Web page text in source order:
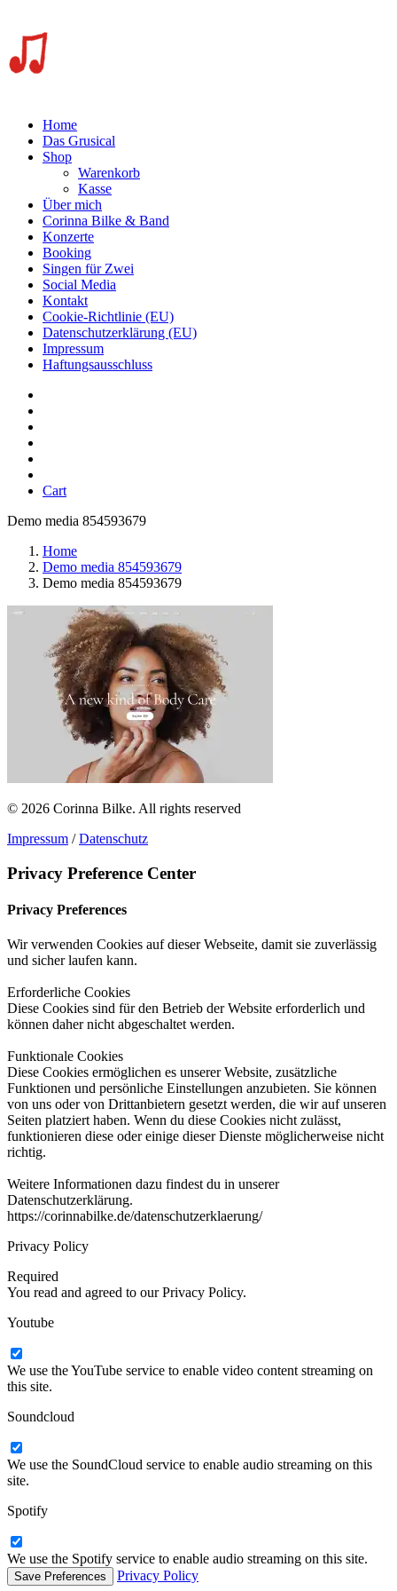
Home
Das Grusical
Shop
Warenkorb
Kasse
Über mich
Corinna Bilke & Band
Konzerte
Booking
Singen für Zwei
Social Media
Kontakt
Cookie-Richtlinie (EU)
Datenschutzerklärung (EU)
Impressum
Haftungsausschluss
Cart
Demo media 854593679
Home
Demo media 854593679
Demo media 854593679
© 2026 Corinna Bilke. All rights reserved
Impressum /Datenschutz
Privacy Preference Center
Privacy Preferences
Wir verwenden Cookies auf dieser Webseite, damit sie zuverlässig
und sicher laufen kann.
Erforderliche Cookies
Diese Cookies sind für den Betrieb der Website erforderlich und
können daher nicht abgeschaltet werden.
Funktionale Cookies
Diese Cookies ermöglichen es unserer Website, zusätzliche
Funktionen und persönliche Einstellungen anzubieten. Sie können
von uns oder von Drittanbietern gesetzt werden, die wir auf unseren
Seiten platziert haben. Wenn du diese Cookies nicht zulässt,
funktionieren diese oder einige dieser Dienste möglicherweise nicht
richtig.
Weitere Informationen dazu findest du in unserer
Datenschutzerklärung.
https://corinnabilke.de/datenschutzerklaerung/
Privacy Policy
Required
You read and agreed to our Privacy Policy.
Youtube
We use the YouTube service to enable video content streaming on
this site.
Soundcloud
We use the SoundCloud service to enable audio streaming on this
site.
Spotify
We use the Spotify service to enable audio streaming on this site.
Privacy Policy